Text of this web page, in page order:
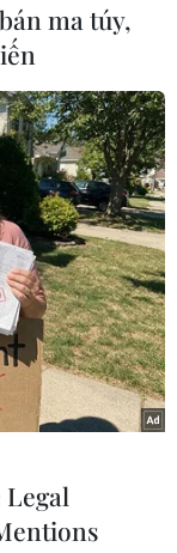
thúc đẩy
kỳ họp kéo
Bản kêu gọi
về việc sửa
ma túy,
Legal